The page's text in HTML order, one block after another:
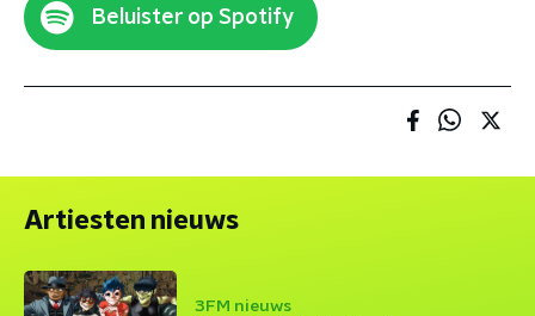
Beluister op Spotify
Artiesten nieuws
3FM nieuws